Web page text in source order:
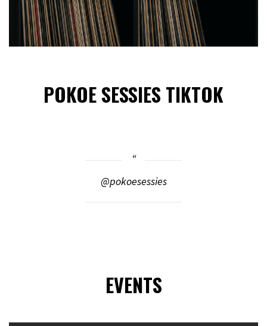
POKOE SESSIES TIKTOK
@pokoesessies
EVENTS